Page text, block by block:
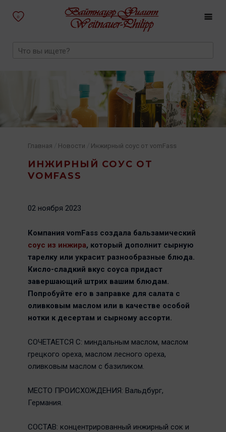
0
ИНЖИРНЫЙ СОУС ОТ
VOMFASS
Главная Новости Инжирный соус от vomFass
02 ноября 2023
Компания vomFass создала бальзамический
соус из инжира, который дополнит сырную
тарелку или украсит разнообразные блюда.
Кисло-сладкий вкус соуса придаст
завершающий штрих вашим блюдам.
Попробуйте его в заправке для салата с
оливковым маслом или в качестве особой
нотки к десертам и сырному ассорти.
СОЧЕТАЕТСЯ С: миндальным маслом, маслом
грецкого ореха, маслом лесного ореха,
оливковым маслом с базиликом.
МЕСТО ПРОИСХОЖДЕНИЯ: Вальдбург,
Германия.
СОСТАВ: концентрированный инжирный сок и